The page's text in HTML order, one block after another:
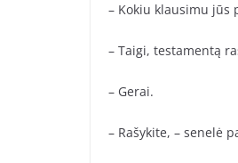
– Kokiu klausimu jūs
– Taigi, testamentą
– Gerai.
– Rašykite, – senelė